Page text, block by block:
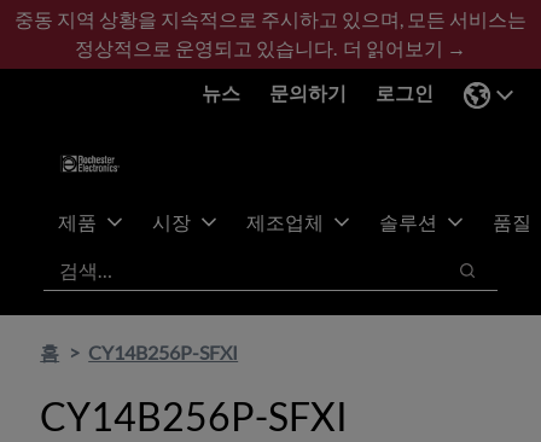
기
콘
바
글
중동 지역 상황을 지속적으로 주시하고 있으며, 모든 서비스는
정상적으로 운영되고 있습니다. 더 읽어보기 →
뉴스
문의하기 로그인
제품 시장 제조업체 솔루션
품질
검색
검색
홈 CY14B256P-SFXI
CY14B256P-SFXI